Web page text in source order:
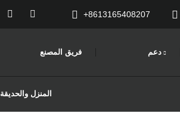
+8613165408207
فريق المصنع دعم
المنزل والحديقة